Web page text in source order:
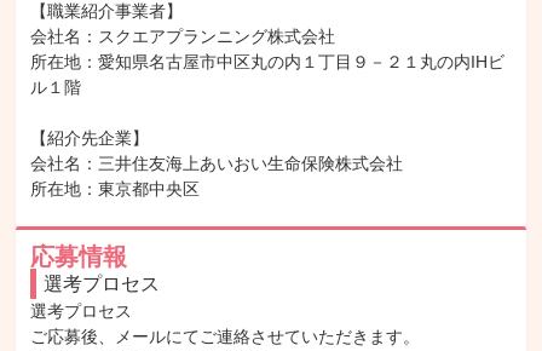
【職業紹介事業者】
会社名：スクエアプランニング株式会社
所在地：愛知県名古屋市中区丸の内１丁目９－２１丸の内IHビ
ル１階
【紹介先企業】
会社名：三井住友海上あいおい生命保険株式会社
所在地：東京都中央区
応募情報
選考プロセス
選考プロセス
ご応募後、メールにてご連絡させていただきます。